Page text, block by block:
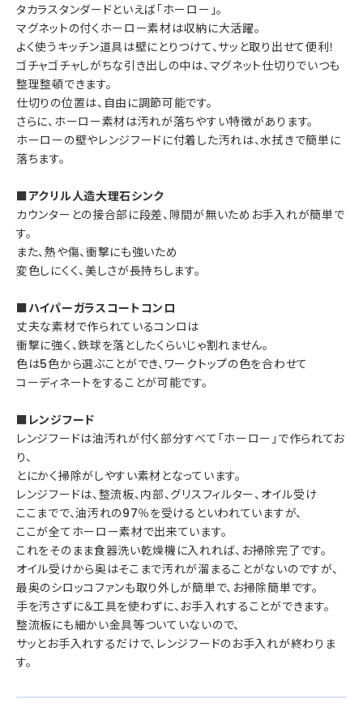
タカラスタンダードといえば「ホーロー」。
マグネットの付くホーロー素材は収納に大活躍。
よく使うキッチン道具は壁にとりつけて、サッと取り出せて便利！
ゴチャゴチャしがちな引き出しの中は、マグネット仕切りでいつも
整理整頓できます。
仕切りの位置は、自由に調節可能です。
さらに、ホーロー素材は汚れが落ちやすい特徴があります。
ホーローの壁やレンジフードに付着した汚れは、水拭きで簡単に
落ちます。
■アクリル人造大理石シンク
カウンターとの接合部に段差、隙間が無いためお手入れが簡単で
す。
また、熱や傷、衝撃にも強いため
変色しにくく、美しさが長持ちします。
■ハイパーガラスコートコンロ
丈夫な素材で作られているコンロは
衝撃に強く、鉄球を落としたくらいじゃ割れません。
色は5色から選ぶことができ、ワークトップの色を合わせて
コーディネートをすることが可能です。
■レンジフード
レンジフードは油汚れが付く部分すべて「ホーロー」で作られてお
り、
とにかく掃除がしやすい素材となっています。
レンジフードは、整流板、内部、グリスフィルター、オイル受け
ここまでで、油汚れの97％を受けるといわれていますが、
ここが全てホーロー素材で出来ています。
これをそのまま食器洗い乾燥機に入れれば、お掃除完了です。
オイル受けから奥はそこまで汚れが溜まることがないのですが、
最奥のシロッコファンも取り外しが簡単で、お掃除簡単です。
手を汚さずに＆工具を使わずに、お手入れすることができます。
整流板にも細かい金具等ついていないので、
サッとお手入れするだけで、レンジフードのお手入れが終わりま
す。